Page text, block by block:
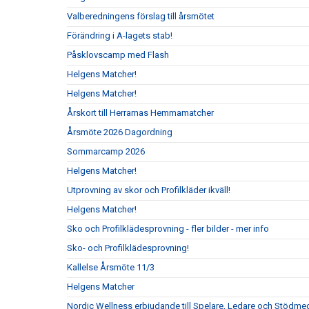
Valberedningens förslag till årsmötet
Förändring i A-lagets stab!
Påsklovscamp med Flash
Helgens Matcher!
Helgens Matcher!
Årskort till Herrarnas Hemmamatcher
Årsmöte 2026 Dagordning
Sommarcamp 2026
Helgens Matcher!
Utprovning av skor och Profilkläder ikväll!
Helgens Matcher!
Sko och Profilklädesprovning - fler bilder - mer info
Sko- och Profilklädesprovning!
Kallelse Årsmöte 11/3
Helgens Matcher
Nordic Wellness erbjudande till Spelare, Ledare och